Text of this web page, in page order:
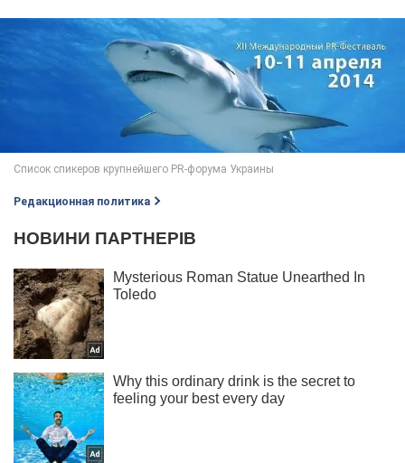
Редакционная политика